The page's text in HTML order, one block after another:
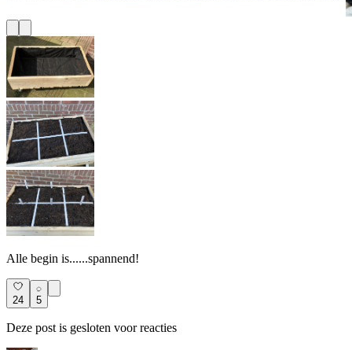
Alle begin is......spannend!
24 5
Deze post is gesloten voor reacties